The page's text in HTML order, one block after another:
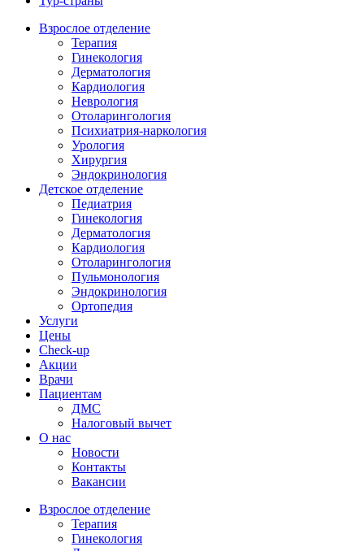
Взрослое отделение
Терапия
Гинекология
Дерматология
Кардиология
Неврология
Отоларингология
Психиатрия-наркология
Урология
Хирургия
Эндокринология
Детское отделение
Педиатрия
Гинекология
Дерматология
Кардиология
Отоларингология
Пульмонология
Эндокринология
Ортопедия
Услуги
Цены
Check-up
Акции
Врачи
Пациентам
ДМС
Налоговый вычет
О нас
Новости
Контакты
Вакансии
Взрослое отделение
Терапия
Гинекология